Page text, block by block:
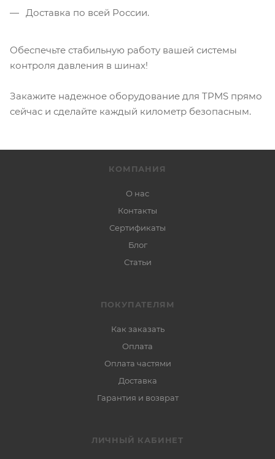
Доставка по всей России.
Обеспечьте стабильную работу вашей системы
контроля давления в шинах!
Закажите надежное оборудование для TPMS прямо
сейчас и сделайте каждый километр безопасным.
КОМПАНИЯ
О нас
Контакты
Сертификаты
Блог
Статьи
ПОКУПАТЕЛЯМ
Как заказать
Оплата
Оплата частями
Доставка
Гарантия и возврат
ЛИЧНЫЙ КАБИНЕТ